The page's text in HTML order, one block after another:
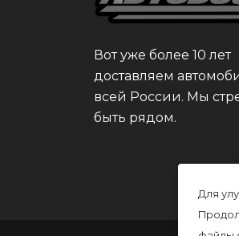
Для
Вот уже более 10 лет
доставляем
всей России. Мы
быть рядом.